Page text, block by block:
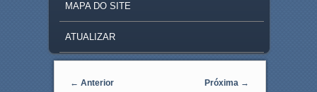
MAPA DO SITE
ATUALIZAR
Post navigation
← Anterior Próxima →